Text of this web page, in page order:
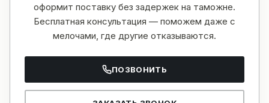
оформит поставку без задержек на таможне.
Бесплатная консультация — поможем даже с
мелочами, где другие отказываются.
ПОЗВОНИТЬ